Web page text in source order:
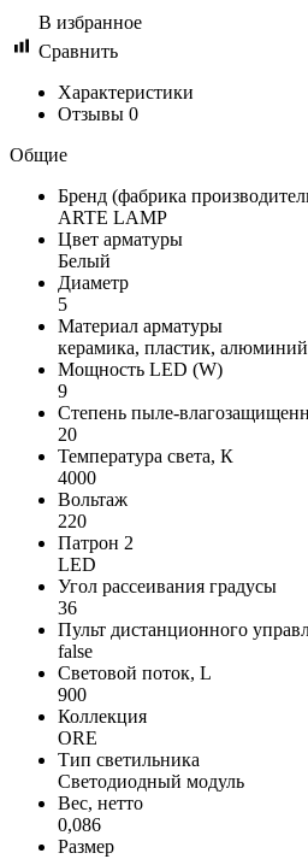
В избранное
Сравнить
Характеристики
Отзывы 0
Общие
Бренд (фабрика
ARTE LAMP
Цвет арматуры
Белый
Диаметр
5
Материал арматуры
керамика, пластик, алюминий
Мощность LED (W)
9
Степень пыле-
20
Температура света, К
4000
Вольтаж
220
Патрон 2
LED
Угол рассеивания градусы
36
Пульт дистанционного
false
Световой поток, L
900
Коллекция
ORE
Тип светильника
Светодиодный модуль
Вес, нетто
0,086
Размер